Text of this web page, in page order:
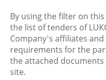
By using the filter on
the list of tenders of
Company's affiliates
requirements for the
the attached
site.